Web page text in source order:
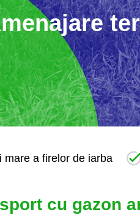
mare a firelor de iarba
cu gazon